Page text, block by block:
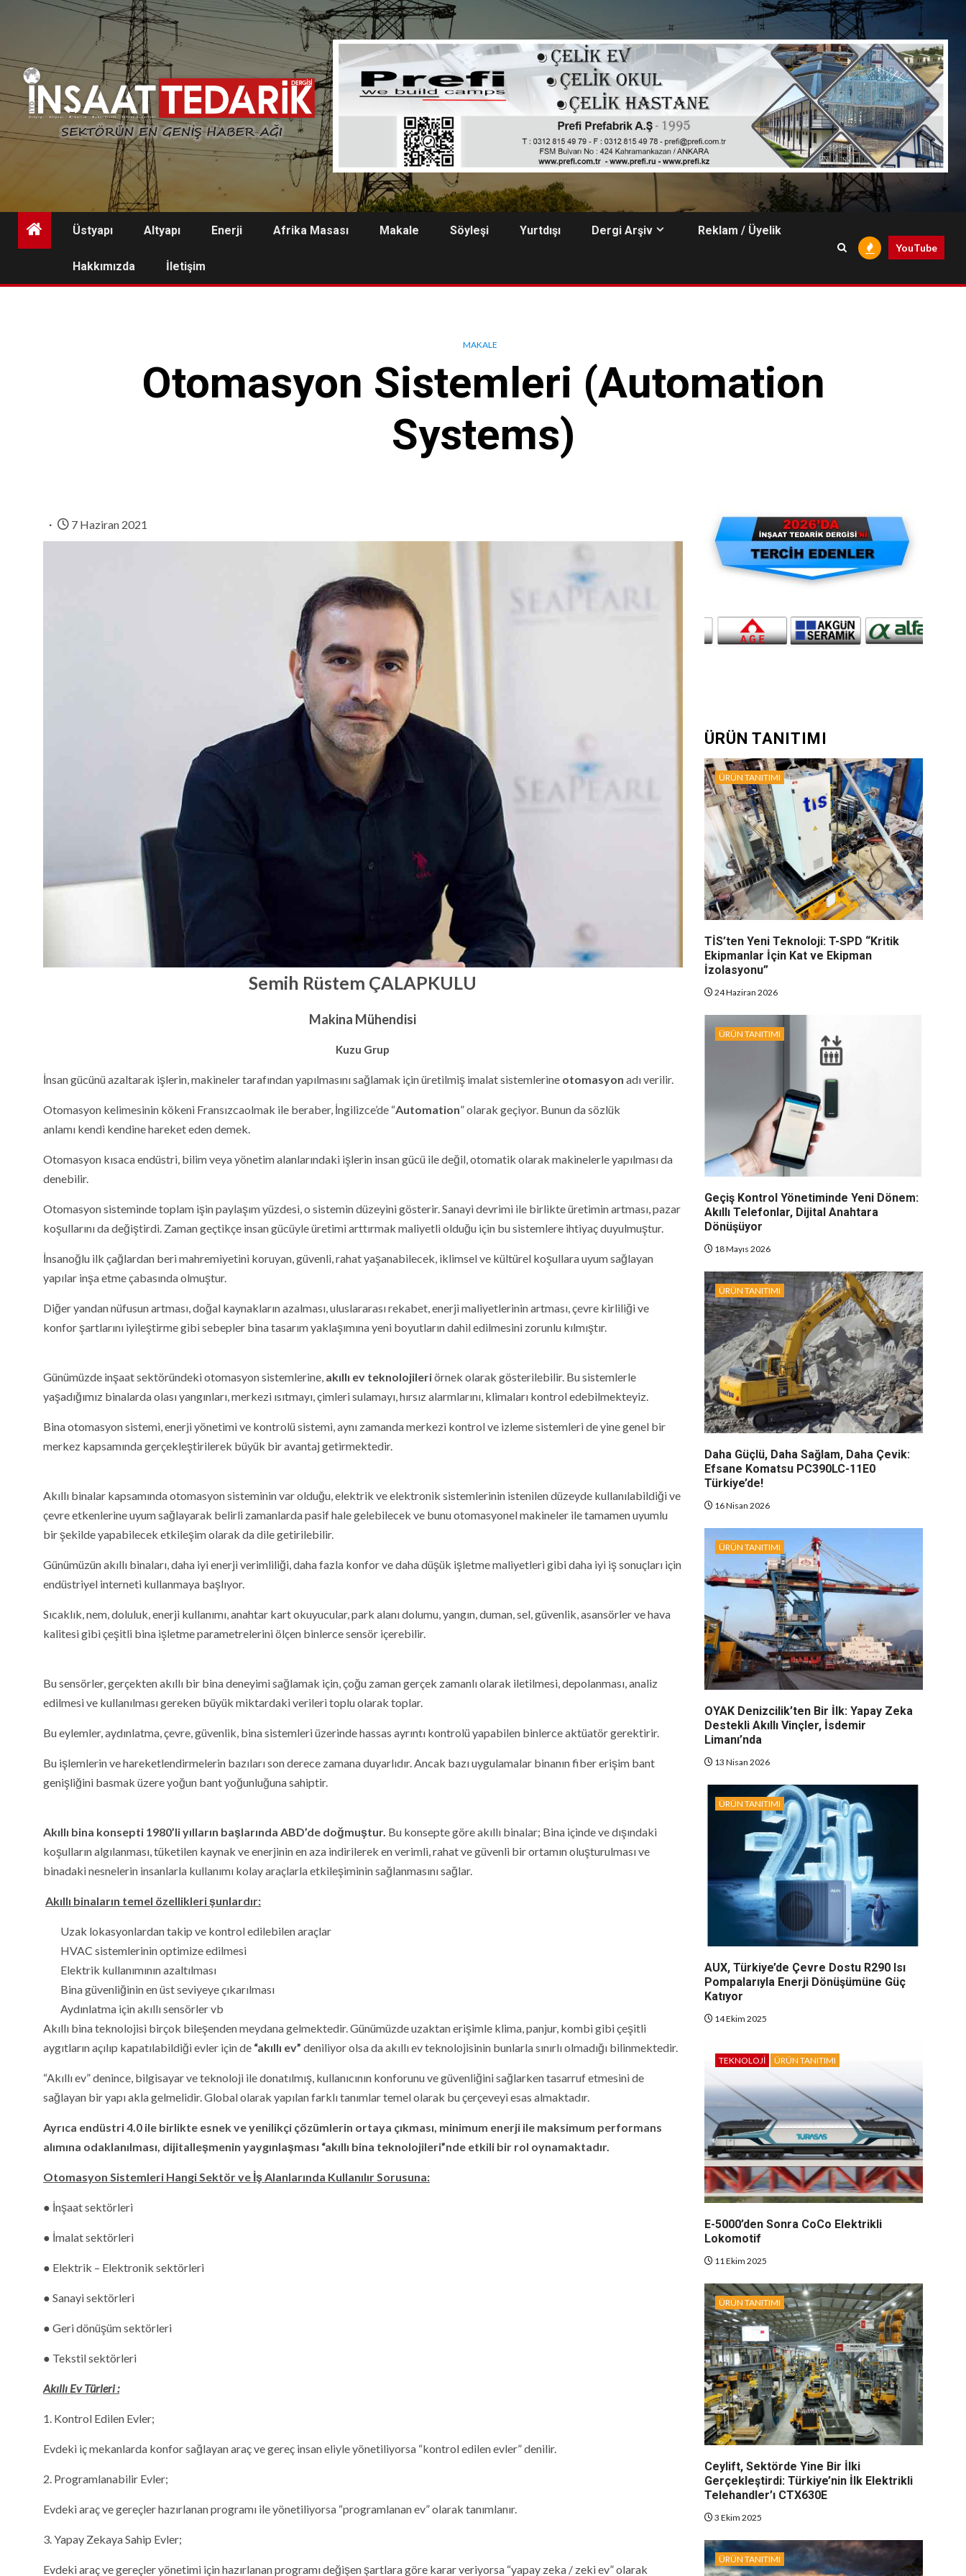
Üstyapı Altyapı Enerji Afrika Masası Makale Söyleşi Yurtdışı Dergi Arşiv Reklam / Üyelik
Hakkımızda İletişim
YouTube
MAKALE
Otomasyon Sistemleri (Automation
Systems)
7 Haziran 2021
Semih Rüstem ÇALAPKULU
Makina Mühendisi
Kuzu Grup
İnsan gücünü azaltarak işlerin, makineler tarafından yapılmasını sağlamak için üretilmiş imalat sistemlerine otomasyon adı verilir.
Otomasyon kelimesinin kökeni Fransızcaolmak ile beraber, İngilizce’de “Automation” olarak geçiyor. Bunun da sözlük
anlamı kendi kendine hareket eden demek.
Otomasyon kısaca endüstri, bilim veya yönetim alanlarındaki işlerin insan gücü ile değil, otomatik olarak makinelerle yapılması da
denebilir.
Otomasyon sisteminde toplam işin paylaşım yüzdesi, o sistemin düzeyini gösterir. Sanayi devrimi ile birlikte üretimin artması, pazar
koşullarını da değiştirdi. Zaman geçtikçe insan gücüyle üretimi arttırmak maliyetli olduğu için bu sistemlere ihtiyaç duyulmuştur.
İnsanoğlu ilk çağlardan beri mahremiyetini koruyan, güvenli, rahat yaşanabilecek, iklimsel ve kültürel koşullara uyum sağlayan
yapılar inşa etme çabasında olmuştur.
Diğer yandan nüfusun artması, doğal kaynakların azalması, uluslararası rekabet, enerji maliyetlerinin artması, çevre kirliliği ve
konfor şartlarını iyileştirme gibi sebepler bina tasarım yaklaşımına yeni boyutların dahil edilmesini zorunlu kılmıştır.
Günümüzde inşaat sektöründeki otomasyon sistemlerine, akıllı ev teknolojileriörnek olarak gösterilebilir. Bu sistemlerle
yaşadığımız binalarda olası yangınları, merkezi ısıtmayı, çimleri sulamayı, hırsız alarmlarını, klimaları kontrol edebilmekteyiz.
Bina otomasyon sistemi, enerji yönetimi ve kontrolü sistemi, aynı zamanda merkezi kontrol ve izleme sistemleri de yine genel bir
merkez kapsamında gerçekleştirilerek büyük bir avantaj getirmektedir.
Akıllı binalar kapsamında otomasyon sisteminin var olduğu, elektrik ve elektronik sistemlerinin istenilen düzeyde kullanılabildiği ve
çevre etkenlerine uyum sağlayarak belirli zamanlarda pasif hale gelebilecek ve bunu otomasyonel makineler ile tamamen uyumlu
bir şekilde yapabilecek etkileşim olarak da dile getirilebilir.
Günümüzün akıllı binaları, daha iyi enerji verimliliği, daha fazla konfor ve daha düşük işletme maliyetleri gibi daha iyi iş sonuçları için
endüstriyel interneti kullanmaya başlıyor.
Sıcaklık, nem, doluluk, enerji kullanımı, anahtar kart okuyucular, park alanı dolumu, yangın, duman, sel, güvenlik, asansörler ve hava
kalitesi gibi çeşitli bina işletme parametrelerini ölçen binlerce sensör içerebilir.
Bu sensörler, gerçekten akıllı bir bina deneyimi sağlamak için, çoğu zaman gerçek zamanlı olarak iletilmesi, depolanması, analiz
edilmesi ve kullanılması gereken büyük miktardaki verileri toplu olarak toplar.
Bu eylemler, aydınlatma, çevre, güvenlik, bina sistemleri üzerinde hassas ayrıntı kontrolü yapabilen binlerce aktüatör gerektirir.
Bu işlemlerin ve hareketlendirmelerin bazıları son derece zamana duyarlıdır. Ancak bazı uygulamalar binanın fiber erişim bant
genişliğini basmak üzere yoğun bant yoğunluğuna sahiptir.
Akıllı bina konsepti 1980’li yılların başlarında ABD’de doğmuştur. Bu konsepte göre akıllı binalar; Bina içinde ve dışındaki
koşulların algılanması, tüketilen kaynak ve enerjinin en aza indirilerek en verimli, rahat ve güvenli bir ortamın oluşturulması ve
binadaki nesnelerin insanlarla kullanımı kolay araçlarla etkileşiminin sağlanmasını sağlar.
Akıllı binaların temel özellikleri şunlardır:
Uzak lokasyonlardan takip ve kontrol edilebilen araçlar
HVAC sistemlerinin optimize edilmesi
Elektrik kullanımının azaltılması
Bina güvenliğinin en üst seviyeye çıkarılması
Aydınlatma için akıllı sensörler vb
Akıllı bina teknolojisi birçok bileşenden meydana gelmektedir. Günümüzde uzaktan erişimle klima, panjur, kombi gibi çeşitli
aygıtların açılıp kapatılabildiği evler için de “akıllı ev” deniliyor olsa da akıllı ev teknolojisinin bunlarla sınırlı olmadığı bilinmektedir.
“Akıllı ev” denince, bilgisayar ve teknoloji ile donatılmış, kullanıcının konforunu ve güvenliğini sağlarken tasarruf etmesini de
sağlayan bir yapı akla gelmelidir. Global olarak yapılan farklı tanımlar temel olarak bu çerçeveyi esas almaktadır.
Ayrıca endüstri 4.0 ile birlikte esnek ve yenilikçi çözümlerin ortaya çıkması, minimum enerji ile maksimum performans
alımına odaklanılması, dijitalleşmenin yaygınlaşması “akıllı bina teknolojileri”nde etkili bir rol oynamaktadır.
Otomasyon Sistemleri Hangi Sektör ve İş Alanlarında Kullanılır Sorusuna:
● İnşaat sektörleri
● İmalat sektörleri
● Elektrik – Elektronik sektörleri
● Sanayi sektörleri
● Geri dönüşüm sektörleri
● Tekstil sektörleri
Akıllı Ev Türleri :
1. Kontrol Edilen Evler;
Evdeki iç mekanlarda konfor sağlayan araç ve gereç insan eliyle yönetiliyorsa “kontrol edilen evler” denilir.
2. Programlanabilir Evler;
Evdeki araç ve gereçler hazırlanan programı ile yönetiliyorsa “programlanan ev” olarak tanımlanır.
3. Yapay Zekaya Sahip Evler;
Evdeki araç ve gereçler yönetimi için hazırlanan programı değişen şartlara göre karar veriyorsa “yapay zeka / zeki ev” olarak
ÜRÜN TANITIMI
ÜRÜN TANITIMI
TİS’ten Yeni Teknoloji: T-SPD “Kritik
Ekipmanlar İçin Kat ve Ekipman
İzolasyonu”
24 Haziran 2026
ÜRÜN TANITIMI
Geçiş Kontrol Yönetiminde Yeni Dönem:
Akıllı Telefonlar, Dijital Anahtara
Dönüşüyor
18 Mayıs 2026
ÜRÜN TANITIMI
Daha Güçlü, Daha Sağlam, Daha Çevik:
Efsane Komatsu PC390LC-11E0
Türkiye’de!
16 Nisan 2026
ÜRÜN TANITIMI
OYAK Denizcilik’ten Bir İlk: Yapay Zeka
Destekli Akıllı Vinçler, İsdemir
Limanı’nda
13 Nisan 2026
ÜRÜN TANITIMI
AUX, Türkiye’de Çevre Dostu R290 Isı
Pompalarıyla Enerji Dönüşümüne Güç
Katıyor
14 Ekim 2025
TEKNOLOJI ÜRÜN TANITIMI
E-5000’den Sonra CoCo Elektrikli
Lokomotif
11 Ekim 2025
ÜRÜN TANITIMI
Ceylift, Sektörde Yine Bir İlki
Gerçekleştirdi: Türkiye’nin İlk Elektrikli
Telehandler’ı CTX630E
3 Ekim 2025
ÜRÜN TANITIMI